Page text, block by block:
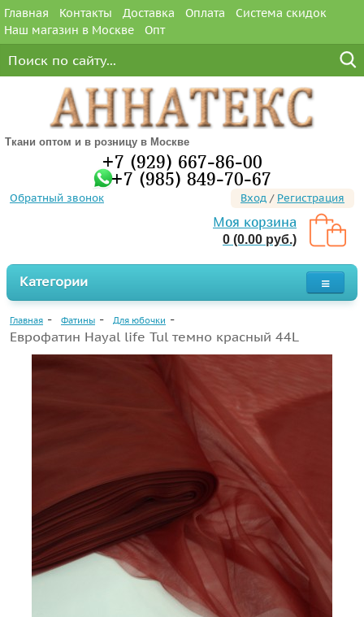
Главная Контакты Доставка Оплата
Система скидок
Наш магазин в Москве
Опт
Ткани оптом и в розницу в Москве
+7 (929) 667-86-00
+7 (985) 849-70-67
Обратный звонок Вход / Регистрация
Моя корзина
0 (0.00 руб.)
Категории
Главная Фатины Для юбочки
Еврофатин Hayal life Tul темно красный 44L